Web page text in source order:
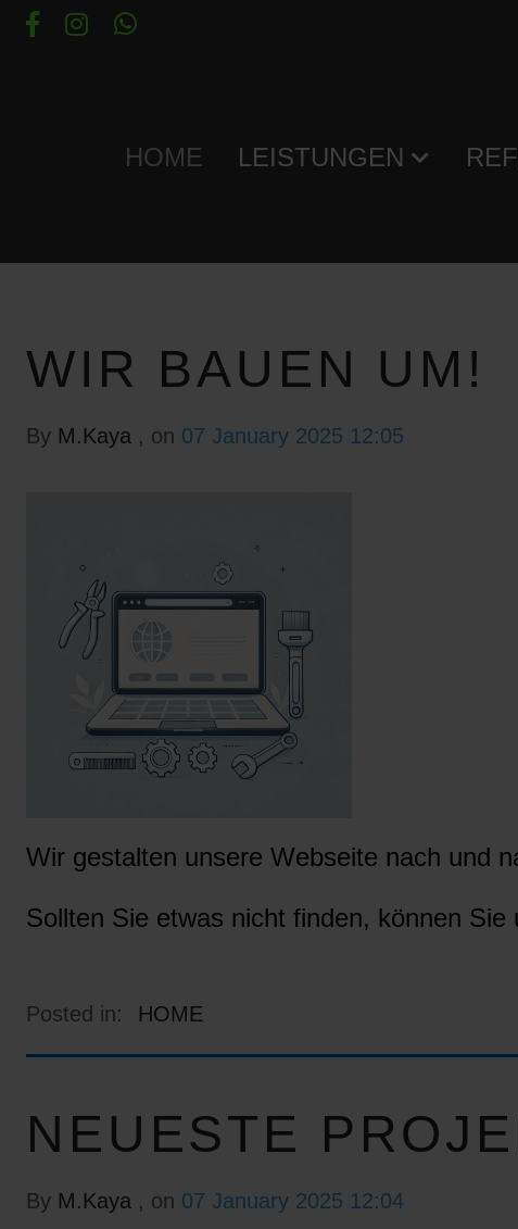
HOME LEISTUNGEN
WIR BAUEN UM!
By M.Kaya , on 07 January 2025 12:05
Wir gestalten unsere Webseite nach und
Sollten Sie etwas nicht finden, können Sie
Posted in: HOME
NEUESTE
By M.Kaya , on 07 January 2025 12:04